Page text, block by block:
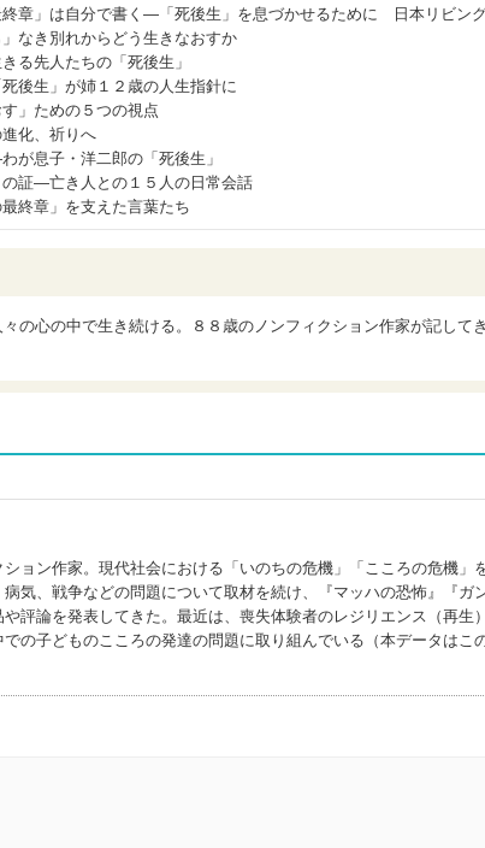
章」は自分で書く―「死後生」を息づかせるために 日本リビン
なき別れからどう生きなおすか
る先人たちの「死後生」
後生」が姉１２歳の人生指針に
」ための５つの視点
化、祈りへ
が息子・洋二郎の「死後生」
証―亡き人との１５人の日常会話
終章」を支えた言葉たち
の心の中で生き続ける。８８歳のノンフィクション作家が記して
ョン作家。現代社会における「いのちの危機」「こころの危機」
気、戦争などの問題について取材を続け、『マッハの恐怖』『ガ
評論を発表してきた。最近は、喪失体験者のレジリエンス（再生
の子どものこころの発達の問題に取り組んでいる（本データはこ